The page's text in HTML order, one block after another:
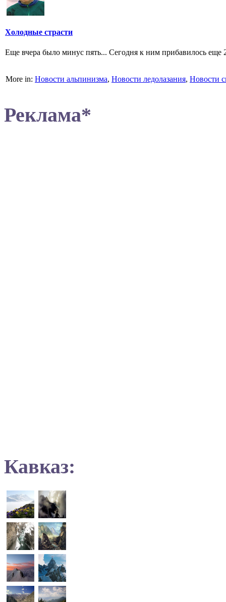
Холодные страсти
Еще вчера было минус пять... Сегодня к ним прибавилось еще
More in: Новости альпинизма, Новости ледолазания, Новости
Реклама*
Кавказ: